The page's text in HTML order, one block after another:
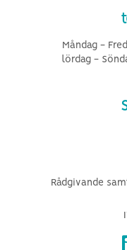
Måndag -
lördag -
Rådgivande